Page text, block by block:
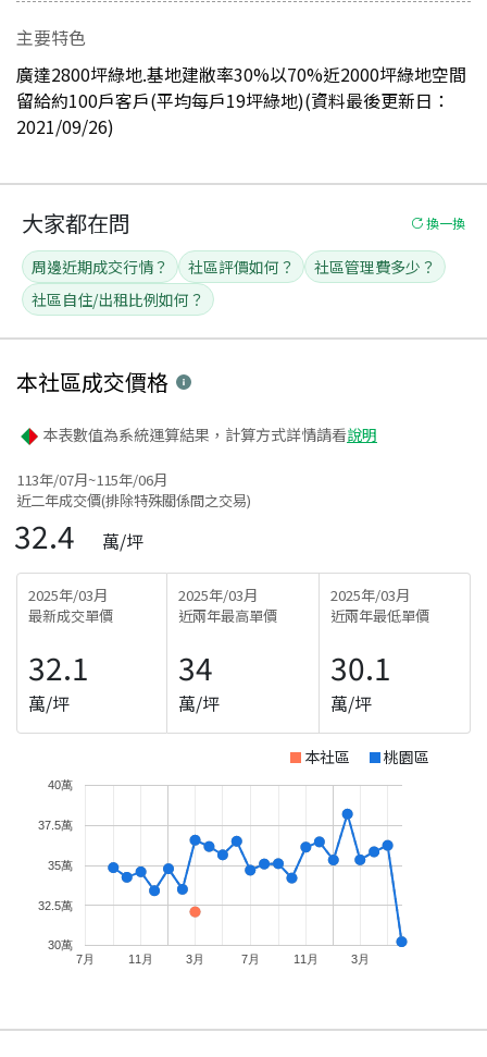
主要特色
廣達2800坪綠地.基地建敝率30%以70%近2000坪綠地空間
留給約100戶客戶(平均每戶19坪綠地)(資料最後更新日：
2021/09/26)
大家都在問 換一換
周邊近期成交行情？ 社區評價如何？
社區管理費多少？
社區自住/出租比例如何？
本社區成交價格
本表數值為系統運算結果，計算方式詳情請看說明
113年/07月~115年/06月
近二年成交價(排除特殊關係間之交易)
32.4 萬/坪
2025年/03月
最新成交單價
32.1
萬/坪
2025年/03月
近兩年最高單價
34
萬/坪
2025年/03月
近兩年最低單價
30.1
萬/坪
本社區 桃園區
7月 11月 3月 7月 11月 3月
30萬
32.5萬
35萬
37.5萬
40萬